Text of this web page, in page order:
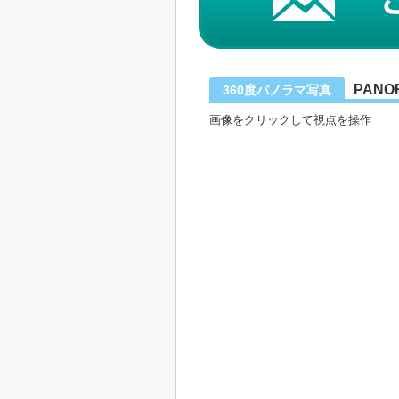
360度パノラマ写真
画像をクリックして視点を操作